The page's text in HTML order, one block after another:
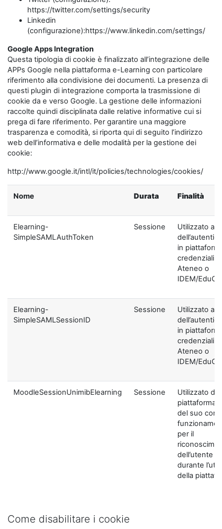
https://twitter.com/settings/security
Linkedin
(configurazione):https://www.linkedin.com/settings/
Google Apps Integration
Questa tipologia di cookie è finalizzato all’integrazione delle
APPs Google nella piattaforma e-Learning con particolare
riferimento alla condivisione dei documenti. La presenza di
questi plugin di integrazione comporta la trasmissione di
cookie da e verso Google. La gestione delle informazioni
raccolte quindi disciplinata dalle relative informative cui si
prega di fare riferimento. Per garantire una maggiore
trasparenza e comodità, si riporta qui di seguito l’indirizzo
web dell’informativa e delle modalità per la gestione dei
cookie:
http://www.google.it/intl/it/policies/technologies/cookies/
Nome Durata Finalità
Elearning-
SimpleSAMLAuthToken
Sessione
Utilizzato ai
in
credenziali di
Ateneo o
IDEM/
Elearning-
SimpleSAMLSessionID
Sessione
Utilizzato ai
in
credenziali di
Ateneo o
IDEM/
MoodleSessionUnimibElearning Sessione
Utilizzato
piattaforma
del suo
per il
dell’utente
durante
della
Come disabilitare i cookie